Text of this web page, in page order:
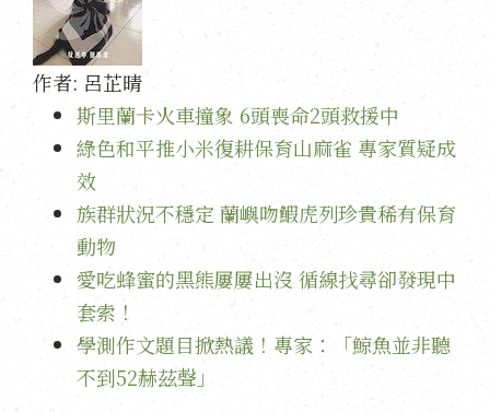
作者: 呂芷晴
斯里蘭卡火車撞象 6頭喪命2頭救援中
綠色和平推小米復耕保育山麻雀 專家質疑成
效
族群狀況不穩定 蘭嶼吻鰕虎列珍貴稀有保育
動物
愛吃蜂蜜的黑熊屢屢出沒 循線找尋卻發現中
套索！
學測作文題目掀熱議！專家：「鯨魚並非聽
不到52赫茲聲」